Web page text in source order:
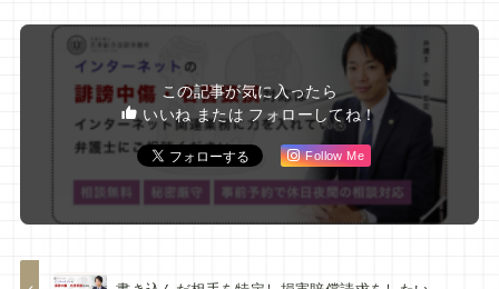
この記事が気に入ったら
いいね または フォローしてね！
Follow Me